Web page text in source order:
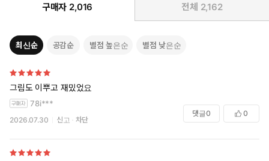
구매자 2,016 전체 2,162
최신순 공감순 별점 높은순 별점 낮은순
그림도 이뿌고 재밌었요
78i***
2026.07.30 신고 차단
댓글0 0